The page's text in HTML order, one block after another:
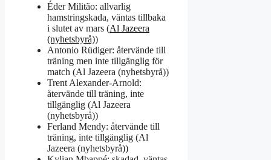
Éder Militão: allvarlig
hamstringskada, väntas tillbaka
i slutet av mars (Al Jazeera
(nyhetsbyrå))
Antonio Rüdiger: återvände till
träning men inte tillgänglig för
match (Al Jazeera (nyhetsbyrå))
Trent Alexander-Arnold:
återvände till träning, inte
tillgänglig (Al Jazeera
(nyhetsbyrå))
Ferland Mendy: återvände till
träning, inte tillgänglig (Al
Jazeera (nyhetsbyrå))